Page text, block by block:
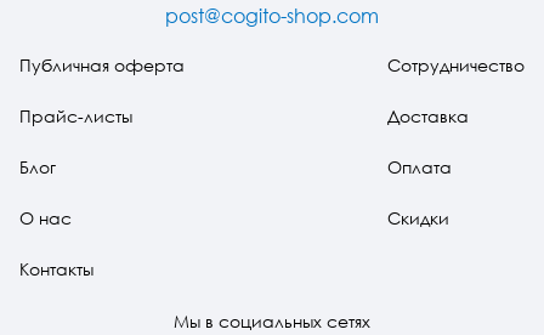
post@cogito-shop.com
Публичная оферта
Прайс-листы
Блог
О нас
Контакты
Сотрудничество
Доставка
Оплата
Скидки
Мы в социальных сетях